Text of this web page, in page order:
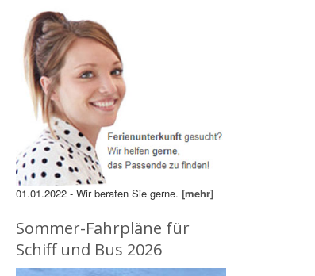
01.01.2022 - Wir beraten Sie gerne. [mehr]
Sommer-Fahrpläne für
Schiff und Bus 2026